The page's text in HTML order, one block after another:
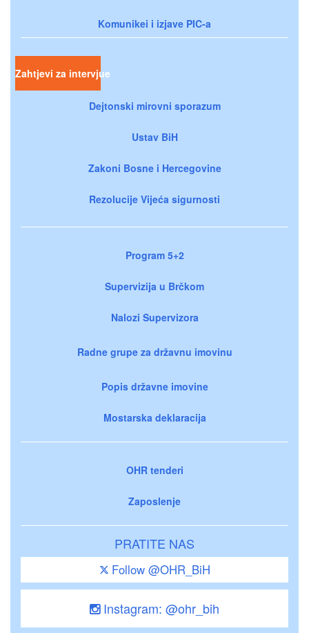
Komunikei i izjave PIC-a
Zahtjevi za intervjue
Dejtonski mirovni sporazum
Ustav BiH
Zakoni Bosne i Hercegovine
Rezolucije Vijeća sigurnosti
Program 5+2
Supervizija u Brčkom
Nalozi Supervizora
Radne grupe za državnu imovinu
Popis državne imovine
Mostarska deklaracija
OHR tenderi
Zaposlenje
PRATITE NAS
Follow @OHR_BiH
Instagram: @ohr_bih